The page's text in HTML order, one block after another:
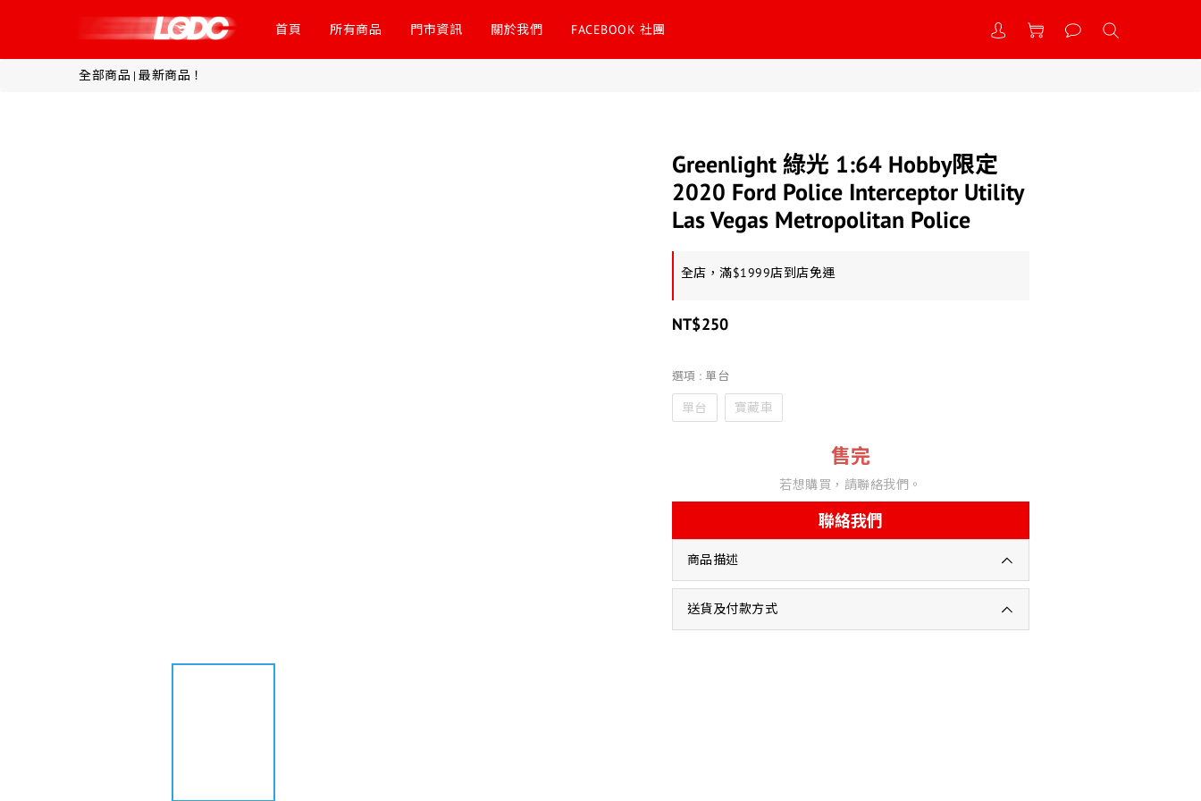
首頁 所有商品 門市資訊 關於我們 FACEBOOK 社團
全部商品 | 最新商品！
Greenlight 綠光 1:64 Hobby限定
2020 Ford Police Interceptor Utility
Las Vegas Metropolitan Police
全店，滿$1999店到店免運
NT$250
選項 : 單台
單台 寶藏車
售完
若想購買，請聯絡我們。
聯絡我們
商品描述
送貨及付款方式